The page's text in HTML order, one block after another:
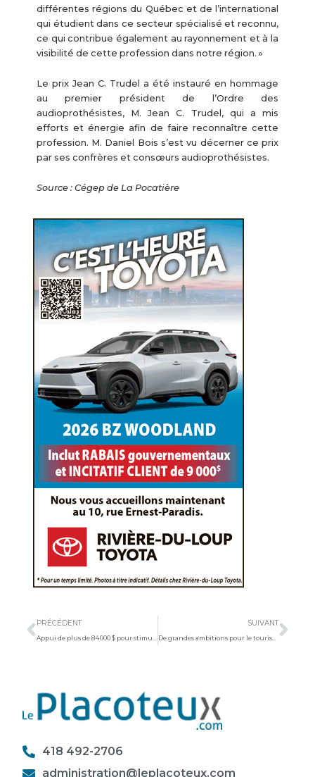
différentes régions du Québec et de l’international
qui étudient dans ce secteur spécialisé et reconnu,
ce qui contribue également au rayonnement et à la
visibilité de cette profession dans notre région. »
Le prix Jean C. Trudel a été instauré en hommage
au premier président de l’Ordre des
audioprothésistes, M. Jean C. Trudel, qui a mis
efforts et énergie afin de faire reconnaître cette
profession. M. Daniel Bois s’est vu décerner ce prix
par ses confrères et consœurs audioprothésistes.
Source : Cégep de La Pocatière
PRÉCÉDENT SUIVANT
De grandes ambitions pour le tourisme gourmand dans L’Islet
418 492-2706
administration@leplacoteux.com